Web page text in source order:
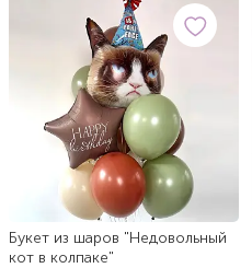
Букет из шаров "Недовольный
кот в колпаке"